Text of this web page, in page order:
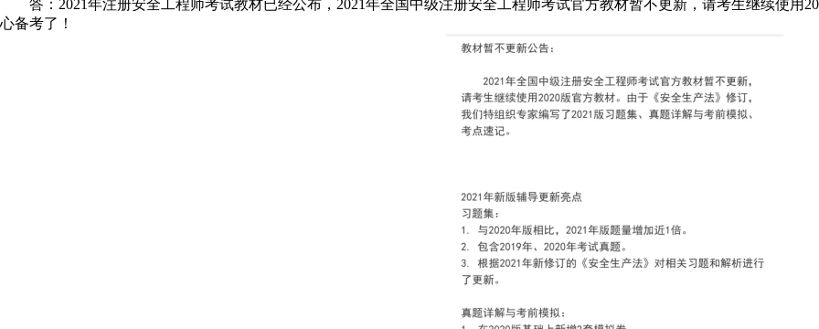
答：2021年注册安全工程师考试教材已经公布， 2021年全国中级注册安全工程师考试官方教材暂不更新，请考生继续使用
心备考了！